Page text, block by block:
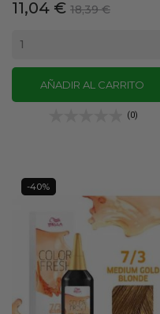
Precio
11,04 € Precio
18,39 €
AÑADIR AL CARRITO
(0)
-40%